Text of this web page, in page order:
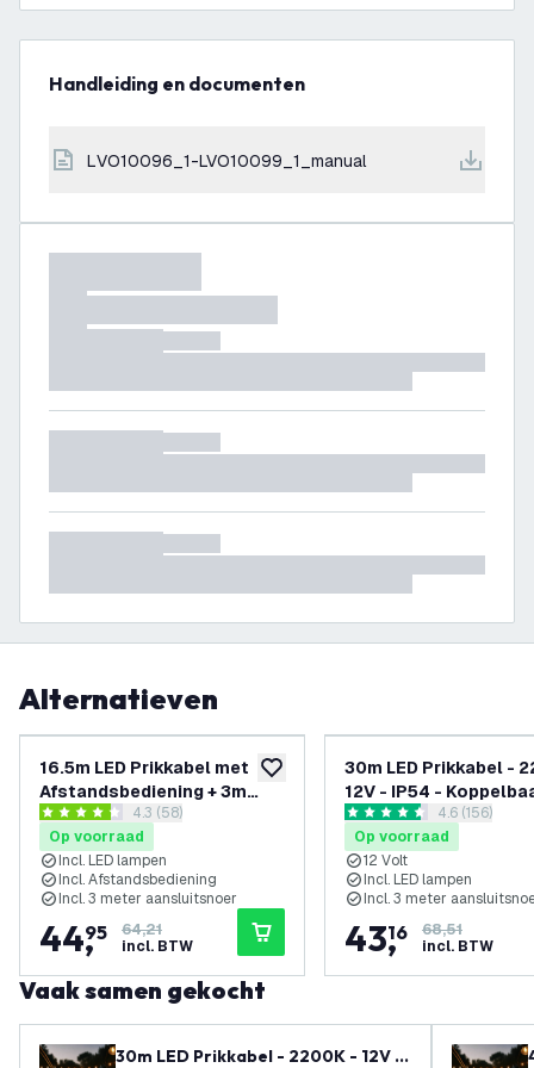
Handleiding en documenten
LVO10096_1-LVO10099_1_manual
Alternatieven
toevoegen aan verlanglijst
16.5m LED Prikkabel met
Afstandsbediening + 3m
aansluitsnoer - 2200K - 12V
- IP54 - Koppelbaar - Incl. 30
LED Lampen - G40 - Plug &
Play
reviews drawer openen
4.3 score sterren4.3 (58)
Op voorraad
Incl. LED lampen
Incl. Afstandsbediening
Incl. 3 meter aansluitsnoer
44,
95
64,21
incl. BTW
30m LED Prikkabel -
12V - IP54 -
Incl. 50 LED Lampen -
Plug & Play
reviews
4.6 score sterren4.6 (156)
Op voorraad
12 Volt
Incl. LED lampen
Incl. 3 meter
43,
16
68,51
incl. BTW
Vaak samen gekocht
30m LED Prikkabel - 2200K - 12V -